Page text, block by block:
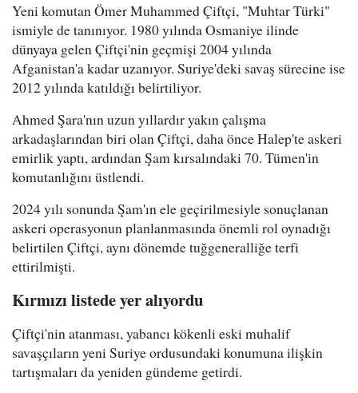
Yeni komutan Ömer Muhammed Çiftçi, "Muhtar Türki"
ismiyle de tanınıyor. 1980 yılında Osmaniye ilinde
dünyaya gelen Çiftçi'nin geçmişi 2004 yılında
Afganistan'a kadar uzanıyor. Suriye'deki savaş sürecine ise
2012 yılında katıldığı belirtiliyor.
Ahmed Şara'nın uzun yıllardır yakın çalışma
arkadaşlarından biri olan Çiftçi, daha önce Halep'te askeri
emirlik yaptı, ardından Şam kırsalındaki 70. Tümen'in
komutanlığını üstlendi.
2024 yılı sonunda Şam'ın ele geçirilmesiyle sonuçlanan
askeri operasyonun planlanmasında önemli rol oynadığı
belirtilen Çiftçi, aynı dönemde tuğgeneralliğe terfi
ettirilmişti.
Kırmızı listede yer alıyordu
Çiftçi'nin atanması, yabancı kökenli eski muhalif
savaşçıların yeni Suriye ordusundaki konumuna ilişkin
tartışmaları da yeniden gündeme getirdi.